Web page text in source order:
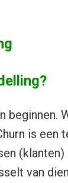
beginnen.
is een
(klanten)
van